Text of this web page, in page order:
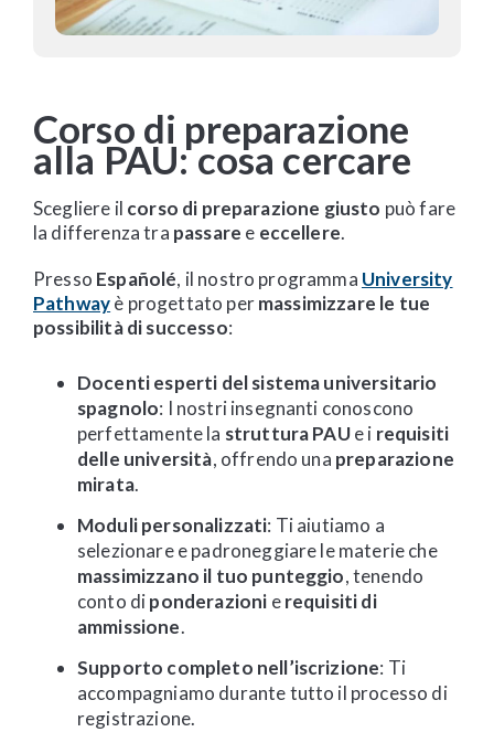
Corso di preparazione
alla PAU: cosa cercare
Scegliere il corso di preparazione giusto può fare
la differenza tra passare e eccellere.
Presso Españolé, il nostro programma University
Pathwayè progettato permassimizzare le tue
possibilità di successo:
Docenti esperti del sistema universitario
spagnolo: I nostri insegnanti conoscono
perfettamente la struttura PAUe i requisiti
delle università, offrendo una preparazione
mirata.
Moduli personalizzati: Ti aiutiamo a
selezionare e padroneggiare le materie che
massimizzano il tuo punteggio, tenendo
conto diponderazioni erequisiti di
ammissione.
Supporto completo nell’iscrizione: Ti
accompagniamo durante tutto il processo di
registrazione.